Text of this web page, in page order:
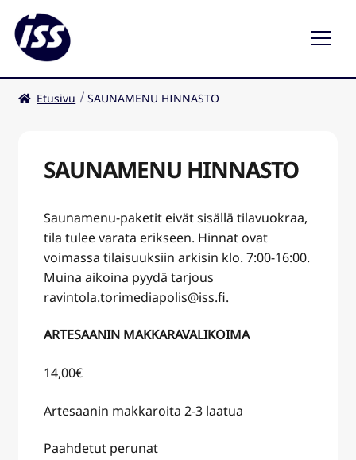
Ravintolat
Etusivu SAUNAMENU HINNASTO
SAUNAMENU HINNASTO
Saunamenu-paketit eivät sisällä tilavuokraa,
tila tulee varata erikseen. Hinnat ovat
voimassa tilaisuuksiin arkisin klo. 7:00-16:00.
Muina aikoina pyydä tarjous
ravintola.torimediapolis@iss.fi.
ARTESAANIN MAKKARAVALIKOIMA
14,00€
Artesaanin makkaroita 2-3 laatua
Paahdetut perunat